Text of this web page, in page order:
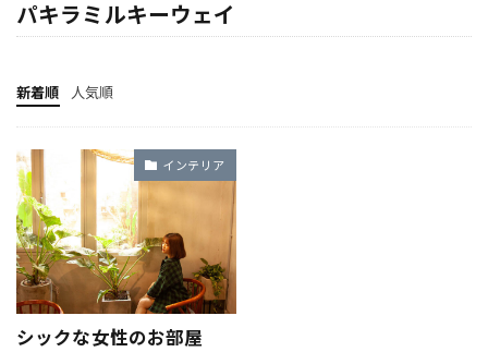
パキラミルキーウェイ
新着順 人気順
インテリア
シックな女性のお部屋